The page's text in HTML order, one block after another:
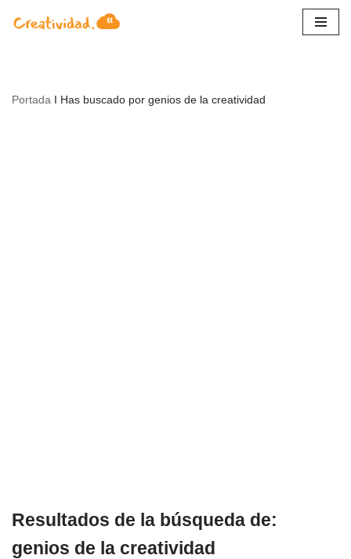
Portada I Has buscado por genios de la creatividad
Resultados de la búsqueda de:
genios de la creatividad